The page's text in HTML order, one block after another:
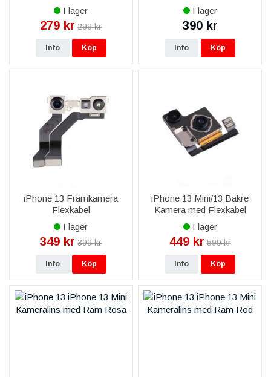
I lager
279 kr 299 kr
Info Köp
I lager
390 kr
Info Köp
iPhone 13 Framkamera
Flexkabel
I lager
349 kr 399 kr
Info Köp
iPhone 13 Mini/13 Bakre
Kamera med Flexkabel
OEM
I lager
449 kr 599 kr
Info Köp